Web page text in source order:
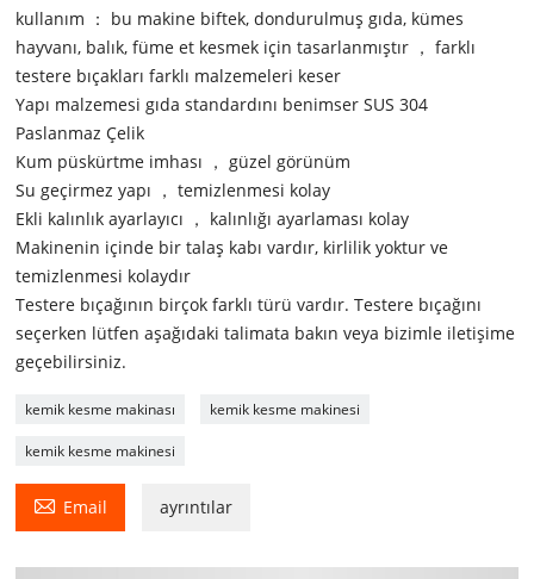
kullanım ： bu makine biftek, dondurulmuş gıda, kümes
hayvanı, balık, füme et kesmek için tasarlanmıştır ， farklı
testere bıçakları farklı malzemeleri keser
Yapı malzemesi gıda standardını benimser SUS 304
Paslanmaz Çelik
Kum püskürtme imhası ， güzel görünüm
Su geçirmez yapı ， temizlenmesi kolay
Ekli kalınlık ayarlayıcı ， kalınlığı ayarlaması kolay
Makinenin içinde bir talaş kabı vardır, kirlilik yoktur ve
temizlenmesi kolaydır
Testere bıçağının birçok farklı türü vardır. Testere bıçağını
seçerken lütfen aşağıdaki talimata bakın veya bizimle iletişime
geçebilirsiniz.
kemik kesme makinası kemik kesme makinesi
kemik kesme makinesi
 Email ayrıntılar